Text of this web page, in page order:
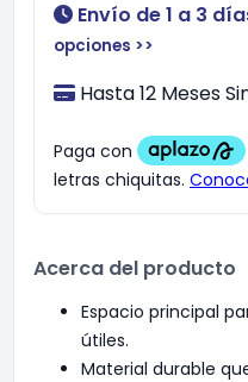
Envío de 1 a 3
opciones >>
Hasta 12 Meses
Acerca del producto
Espacio principal
útiles.
Material durable